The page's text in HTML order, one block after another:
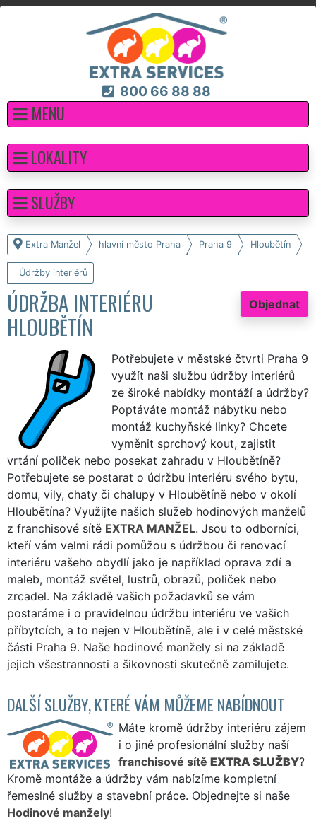
800 66 88 88
MENU
Extra Manžel hlavní město Praha Praha 9 Hloubětín
Údržby interiérů
Objednat
ÚDRŽBA INTERIÉRU
HLOUBĚTÍN
Potřebujete v městské čtvrti Praha 9
využít naši službu údržby interiérů
ze široké nabídky montáží a údržby?
Poptáváte montáž nábytku nebo
montáž kuchyňské linky? Chcete
vyměnit sprchový kout, zajistit
vrtání poliček nebo posekat zahradu v Hloubětíně?
Potřebujete se postarat o údržbu interiéru svého bytu,
domu, vily, chaty či chalupy v Hloubětíně nebo v okolí
Hloubětína? Využijte našich služeb hodinových manželů
z franchisové sítě EXTRA MANŽEL. Jsou to odborníci,
kteří vám velmi rádi pomůžou s údržbou či renovací
interiéru vašeho obydlí jako je například oprava zdí a
maleb, montáž světel, lustrů, obrazů, poliček nebo
zrcadel. Na základě vašich požadavků se vám
postaráme i o pravidelnou údržbu interiéru ve vašich
příbytcích, a to nejen v Hloubětíně, ale i v celé městské
části Praha 9. Naše hodinové manžely si na základě
jejich všestrannosti a šikovnosti skutečně zamilujete.
DALŠÍ SLUŽBY, KTERÉ VÁM MŮŽEME NABÍDNOUT
Máte kromě údržby interiéru zájem
i o jiné profesionální služby naší
franchisové sítě EXTRA SLUŽBY?
Kromě montáže a údržby vám nabízíme kompletní
řemeslné služby a stavební práce. Objednejte si naše
Hodinové manžely!
LOKALITY
SLUŽBY